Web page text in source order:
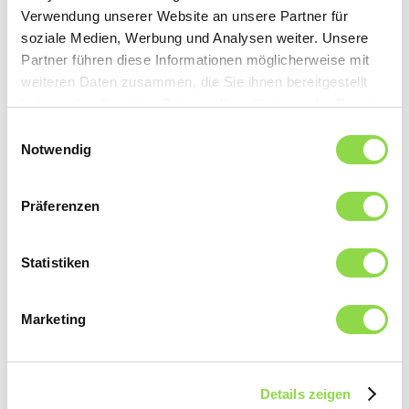
Verwendung unserer Website an unsere Partner für
soziale Medien, Werbung und Analysen weiter. Unsere
Partner führen diese Informationen möglicherweise mit
weiteren Daten zusammen, die Sie ihnen bereitgestellt
haben oder die sie im Rahmen Ihrer Nutzung der Dienste
Notwendig
Präferenzen
Statistiken
Marketing
Details zeigen
Wie waschen Sie Seide?
Darf Seide in die Waschmaschine oder ist eine
haben die Antworten auf diese Fragen.